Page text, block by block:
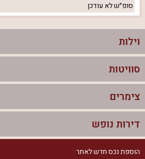
סופ״שלא עודכן
וילות
וילות בצפון
וילות להשכרה
וילות למסיבת רווקים
סוויטות
סוויטות בצפון
צימרים לזוגות עם בריכה פרטית
צימרים
צימרים בצפון
צימרים לזוגות
דירות נופש
דירות נופש בצפון
הוספת נכס חדש לאתר